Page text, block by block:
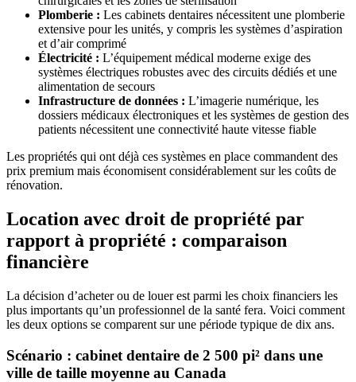
Plomberie : Les cabinets dentaires nécessitent une plomberie
extensive pour les unités, y compris les systèmes d’aspiration
et d’air comprimé
Électricité : L’équipement médical moderne exige des
systèmes électriques robustes avec des circuits dédiés et une
alimentation de secours
Infrastructure de données : L’imagerie numérique, les
dossiers médicaux électroniques et les systèmes de gestion des
patients nécessitent une connectivité haute vitesse fiable
Les propriétés qui ont déjà ces systèmes en place commandent des
prix premium mais économisent considérablement sur les coûts de
rénovation.
Location avec droit de propriété par
rapport à propriété : comparaison
financière
La décision d’acheter ou de louer est parmi les choix financiers les
plus importants qu’un professionnel de la santé fera. Voici comment
les deux options se comparent sur une période typique de dix ans.
Scénario : cabinet dentaire de 2 500 pi² dans une
ville de taille moyenne au Canada